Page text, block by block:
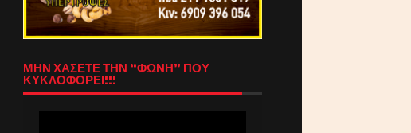
ΜΗΝ ΧΑΣΕΤΕ ΤΗΝ “ΦΩΝΗ” ΠΟΥ
ΚΥΚΛΟΦΟΡΕΙ!!!